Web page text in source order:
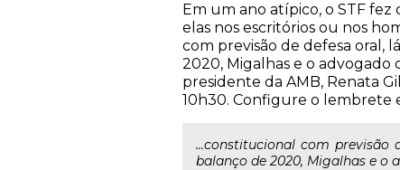
Em um ano atípico, o STF fez
elas nos escritórios ou nos
com previsão de defesa oral,
2020, Migalhas e o advogado
presidente da AMB, Renata
10h30. Configure o lembrete
...constitucional com previsão
balanço de 2020, Migalhas e o